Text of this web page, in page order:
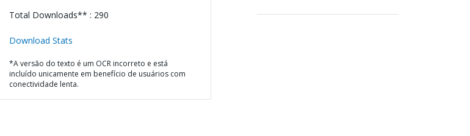
Total Downloads** : 290
Download Stats
*A versão do texto é um OCR incorreto e está
incluído unicamente em benefício de usuários com
conectividade lenta.